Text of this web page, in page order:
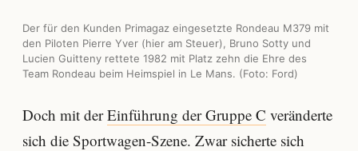
Der für den Kunden Primagaz eingesetzte Rondeau M379 mit
den Piloten Pierre Yver (hier am Steuer), Bruno Sotty und
Lucien Guitteny rettete 1982 mit Platz zehn die Ehre des
Team Rondeau beim Heimspiel in Le Mans. (Foto: Ford)
Doch mit derEinführung der Gruppe C veränderte
sich die Sportwagen-Szene. Zwar sicherte sich